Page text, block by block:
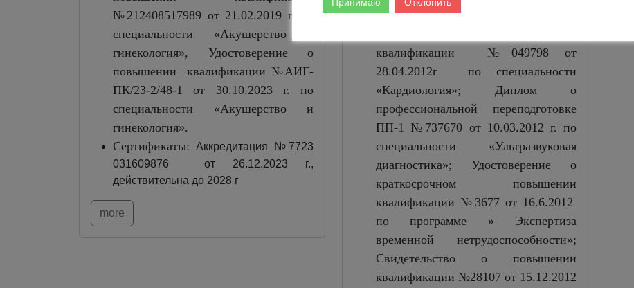
№212408517989 от 21.02.2019 г. по
специальности «Акушерство и
гинекология», Удостоверение о
повышении квалификации №АИГ-
ПК/23-2/48-1 от 30.10.2023 г. по
специальности «Акушерство и
гинекология».
Сертификаты:Аккредитация №7723
031609876 от 26.12.2023 г.,
действительна до 2028 г
more
«Кардиология»; Свидетельство о
квалификации №049798 от
28.04.2012г по специальности
«Кардиология»; Диплом о
профессиональной переподготовке
ПП-1 №737670 от 10.03.2012 г. по
специальности «Ультразвуковая
диагностика»; Удостоверение о
краткосрочном повышении
квалификации №3677 от 16.6.2012
по программе » Экспертиза
временной нетрудоспособности»;
Свидетельство о повышении
квалификации №28107 от 15.12.2012